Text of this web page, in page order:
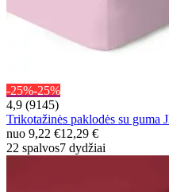
-25%-25%
4,9 (9145)
Trikotažinės paklodės su guma
nuo 9,22 €12,29 €
22 spalvos7 dydžiai